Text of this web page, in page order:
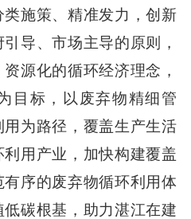
施策、精准发力，创新
导、市场主导的原则，
源化的循环经济理念，
目标，以废弃物精细管
为路径，覆盖生产生活
用产业，加快构建覆盖
序的废弃物循环利用体
碳根基，助力湛江在建